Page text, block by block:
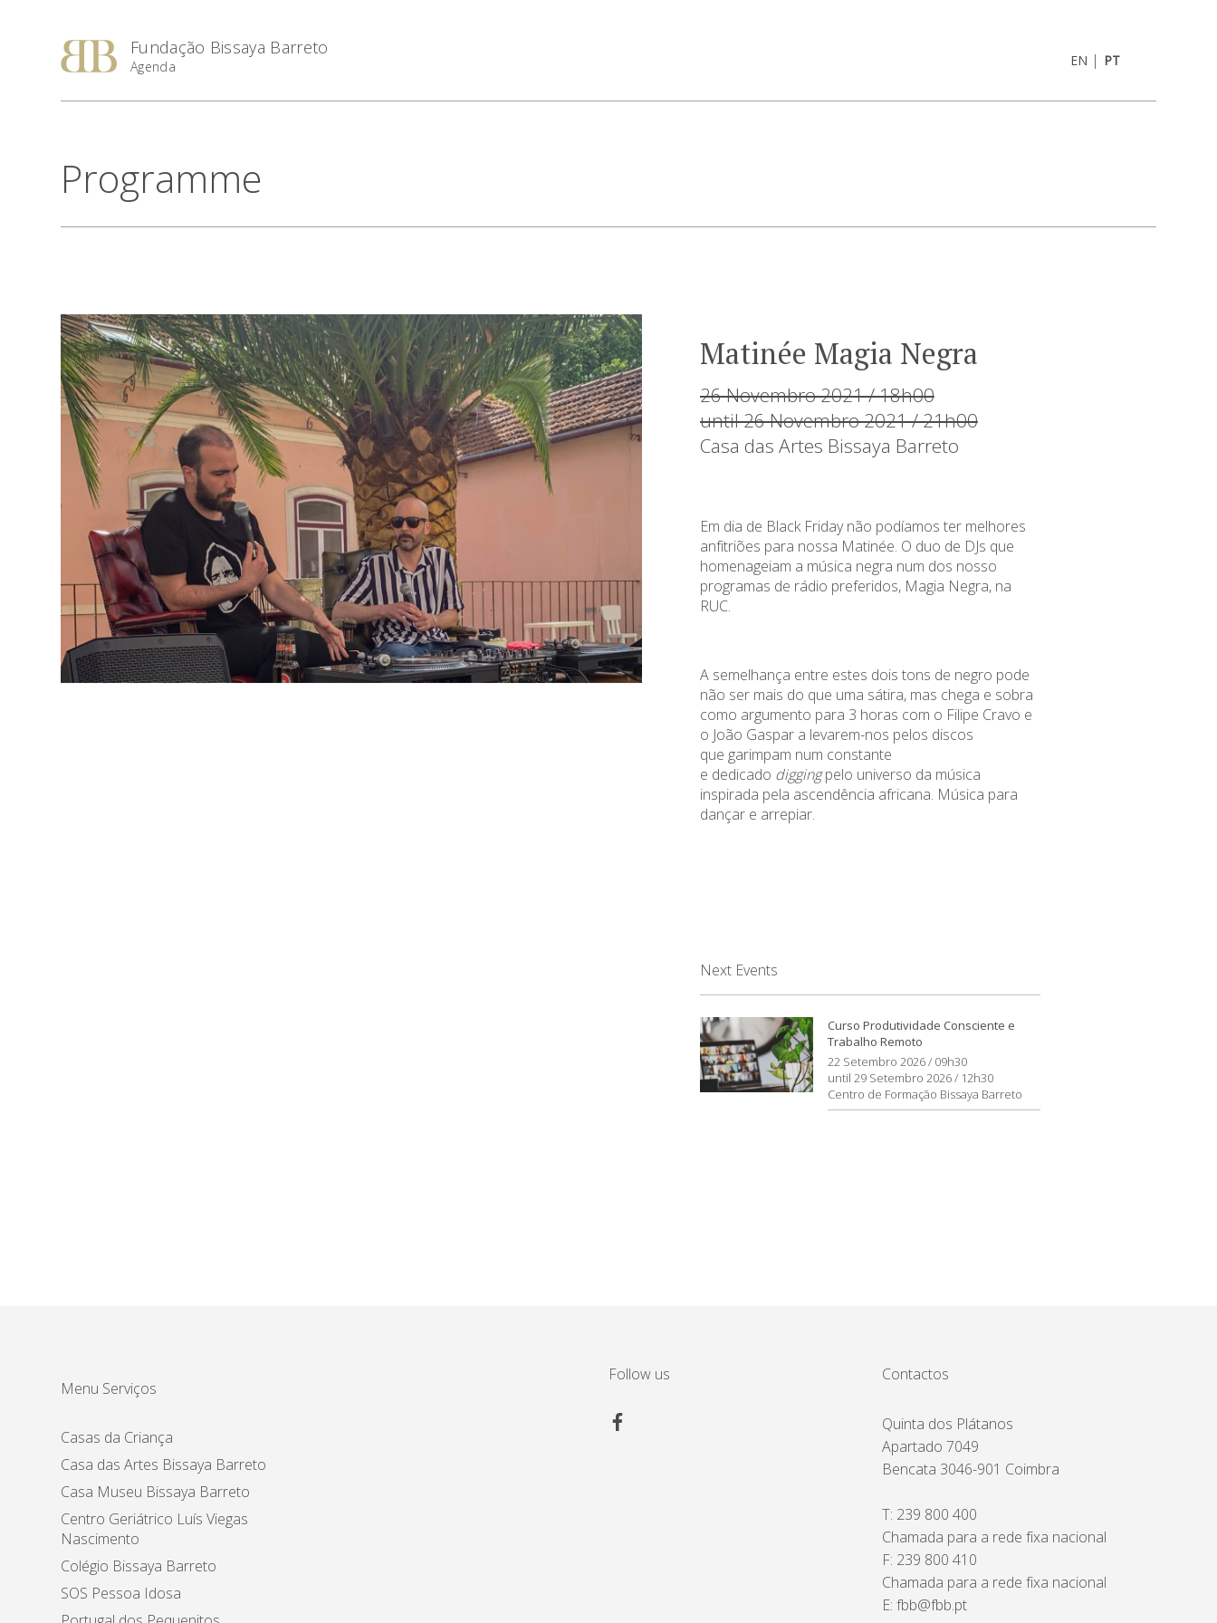
Fundação Bissaya Barreto
Agenda EN | PT
Programme
Matinée Magia Negra
26 Novembro 2021 / 18h00
until 26 Novembro 2021 / 21h00
Casa das Artes Bissaya Barreto
Em dia de Black Friday não podíamos ter melhores
anfitriões para nossa Matinée. O duo de DJs que
homenageiam a música negra num dos nosso
programas de rádio preferidos, Magia Negra, na
RUC.
A semelhança entre estes dois tons de negro pode
não ser mais do que uma sátira, mas chega e sobra
como argumento para 3 horas com o Filipe Cravo e
o João Gaspar a levarem-nos pelos discos
que garimpam num constante
e dedicado diggingpelo universo da música
inspirada pela ascendência africana. Música para
dançar e arrepiar.
Next Events
Curso Produtividade Consciente e
Trabalho Remoto
22 Setembro 2026 / 09h30
until 29 Setembro 2026 / 12h30
Centro de Formação Bissaya Barreto
Menu Serviços
Casas da Criança
Casa das Artes Bissaya Barreto
Casa Museu Bissaya Barreto
Centro Geriátrico Luís Viegas
Nascimento
Colégio Bissaya Barreto
SOS Pessoa Idosa
Follow us Contactos
Quinta dos Plátanos
Apartado 7049
Bencata 3046-901 Coimbra
T: 239 800 400
Chamada para a rede fixa nacional
F: 239 800 410
Chamada para a rede fixa nacional
E:fbb@fbb.pt